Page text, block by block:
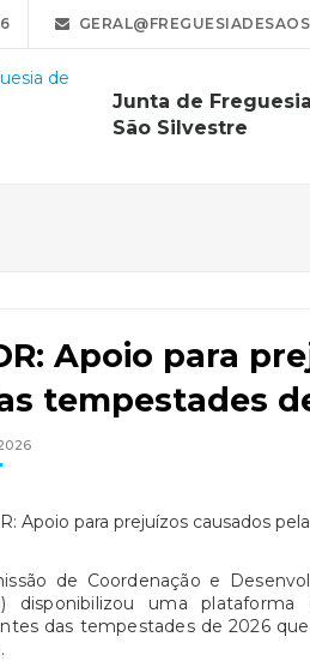
Junta de
São Silvestre
Apoio para
tempestades
de Coordenação e
disponibilizou uma
das tempestades de 2026